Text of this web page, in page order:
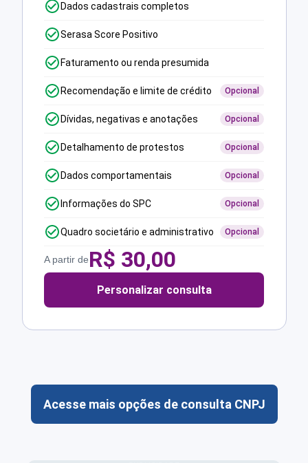
Dados cadastrais completos
Serasa Score Positivo
Faturamento ou renda presumida
Recomendação e limite de crédito Opcional
Dívidas, negativas e anotações Opcional
Detalhamento de protestos Opcional
Dados comportamentais Opcional
Informações do SPC Opcional
Quadro societário e administrativo Opcional
A partir deR$ 30,00
Personalizar consulta
Acesse mais opções de consulta CNPJ